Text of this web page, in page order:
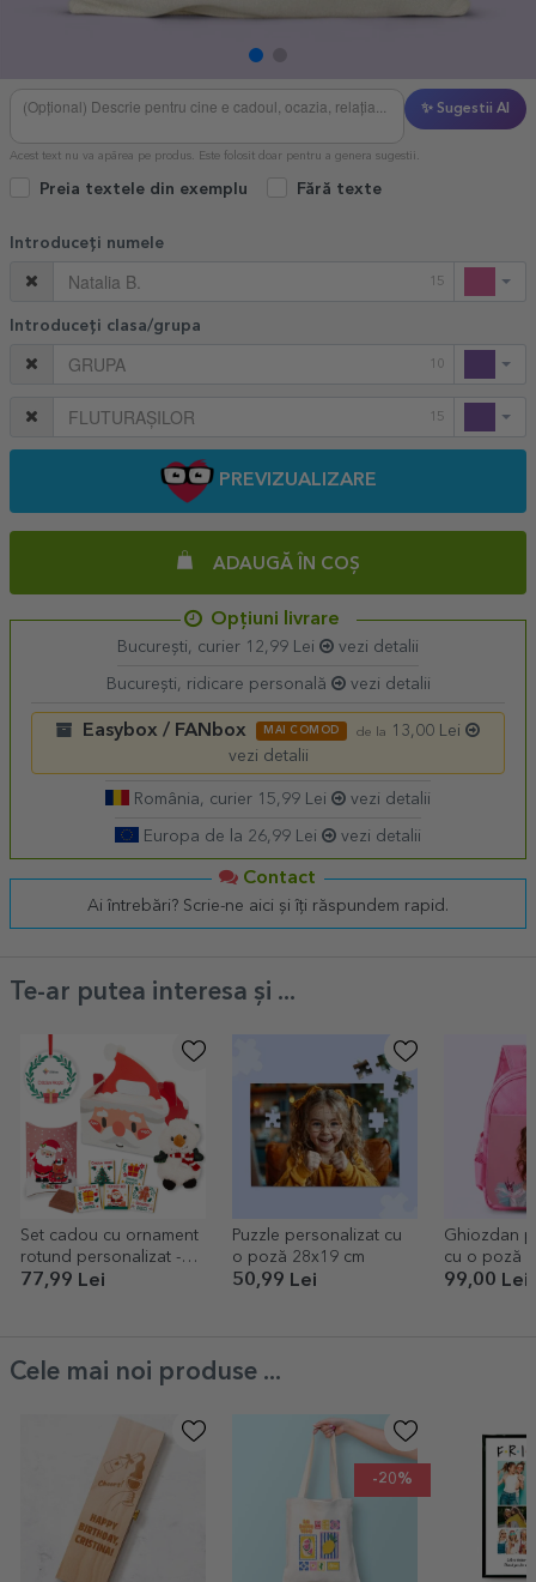
✨ Sugestii AI
Acest text nu va apărea pe produs. Este folosit doar pentru a genera sugestii.
Preia textele din exemplu Fără texte
Introduceți numele
15
Introduceți clasa/grupa
10
15
PREVIZUALIZARE
ADAUGĂ ÎN COȘ
Opțiuni livrare
București, curier 12,99 Lei vezi detalii
București, ridicare personală vezi detalii
Easybox / FANbox MAI COMOD de la
13,00 Lei
vezi detalii
România, curier 15,99 Lei vezi detalii
Europa de la 26,99 Lei vezi detalii
Contact
Ai întrebări? Scrie-ne aici și îți răspundem rapid.
Te-ar putea interesa și ...
Set cadou cu ornament
rotund personalizat -
Moș Crăciun
77,99 Lei
Puzzle personalizat cu
o poză 28x19 cm
50,99 Lei
Ghiozdan
cu o poză
99,00 Lei
Cele mai noi produse ...
-20%